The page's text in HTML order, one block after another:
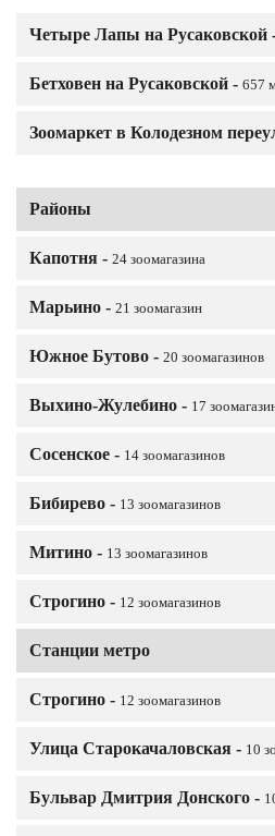
Районы
Капотня - 24 зоомагазина
Марьино - 21 зоомагазин
Южное Бутово - 20 зоомагазинов
Выхино-Жулебино - 17
Сосенское - 14 зоомагазинов
Бибирево - 13 зоомагазинов
Митино - 13 зоомагазинов
Строгино - 12 зоомагазинов
Станции метро
Строгино - 12 зоомагазинов
Улица Старокачаловская - 10
Бульвар Дмитрия Донского -
Четыре Лапы на Русаковской
Бетховен на Русаковской - 657
Зоомаркет в Колодезном